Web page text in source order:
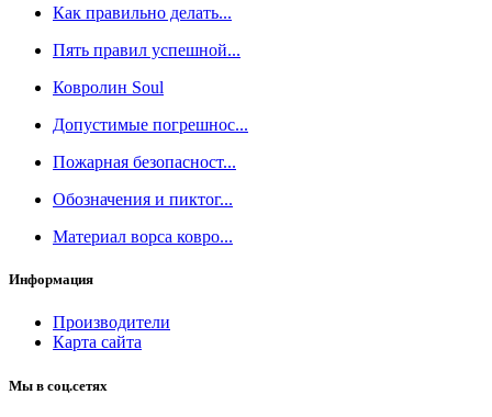
Как правильно делать...
Пять правил успешной...
Ковролин Soul
Допустимые погрешнос...
Пожарная безопасност...
Обозначения и пиктог...
Материал ворса ковро...
Информация
Производители
Карта сайта
Мы в соц.сетях